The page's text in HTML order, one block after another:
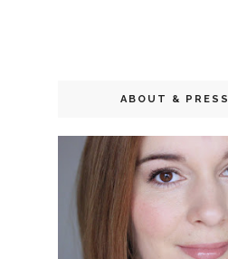
ABOUT & PRESS